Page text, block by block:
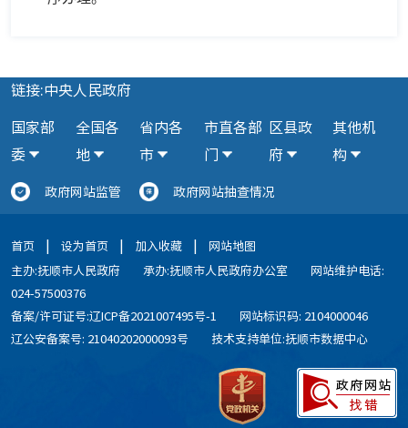
链接:中央人民政府
国家部
委
全国各
地
省内各
市
市直各部
门
区县政
府
其他机
构
政府网站监管 政府网站抽查情况
首页 | 设为首页 | 加入收藏 |
网站地图
主办:抚顺市人民政府
承办:抚顺市人民政府办公室
网站维护电话:
024-57500376
备案/许可证号:辽ICP备2021007495号-1
网站标识码: 2104000046
辽公安备案号: 21040202000093号
技术支持单位:抚顺市数据中心